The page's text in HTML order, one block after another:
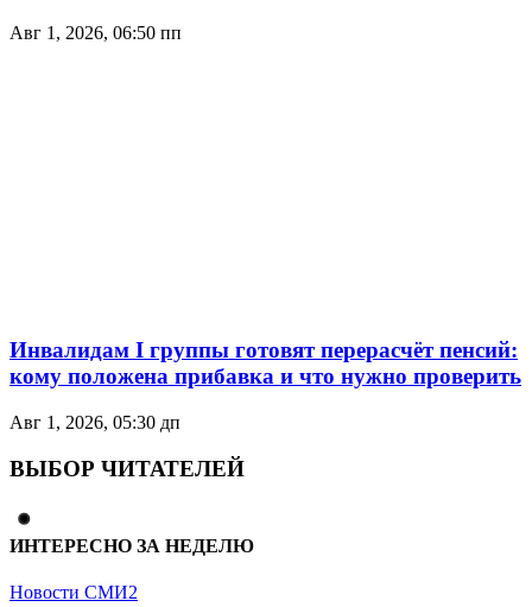
Авг 1, 2026, 06:50 пп
Инвалидам I группы готовят перерасчёт пенсий:
кому положена прибавка и что нужно проверить
Авг 1, 2026, 05:30 дп
ВЫБОР ЧИТАТЕЛЕЙ
ИНТЕРЕСНО ЗА НЕДЕЛЮ
Новости СМИ2